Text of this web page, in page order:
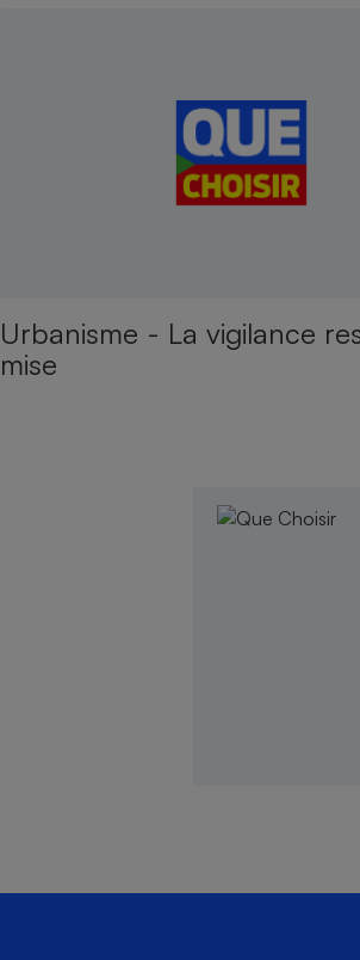
Urbanisme - La vigilance
mise